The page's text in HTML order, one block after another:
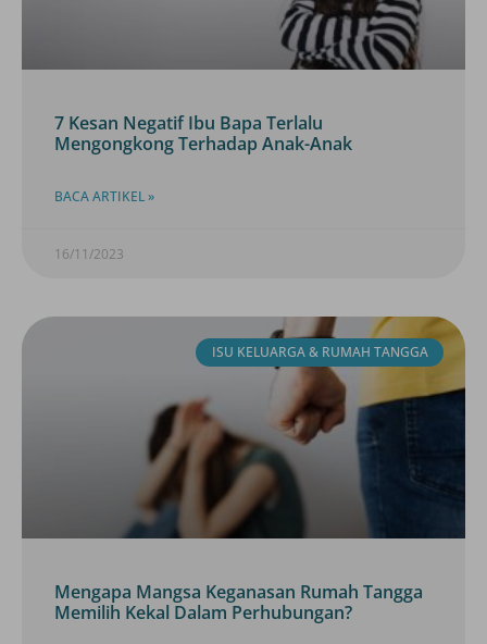
7 Kesan Negatif Ibu Bapa Terlalu
Mengongkong Terhadap Anak-Anak
BACA ARTIKEL »
16/11/2023
ISU KELUARGA & RUMAH TANGGA
Mengapa Mangsa Keganasan Rumah Tangga
Memilih Kekal Dalam Perhubungan?